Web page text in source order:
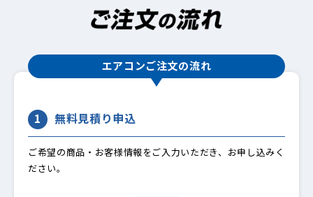
エアコンご注文の流れ
1 無料見積り申込
ご希望の商品・お客様情報をご入力いただき、お申し込みく
ださい。